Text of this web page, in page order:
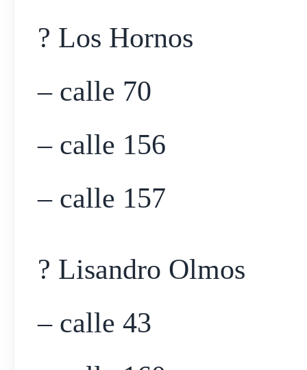
? Los Hornos
– calle 70
– calle 156
– calle 157
? Lisandro Olmos
– calle 43